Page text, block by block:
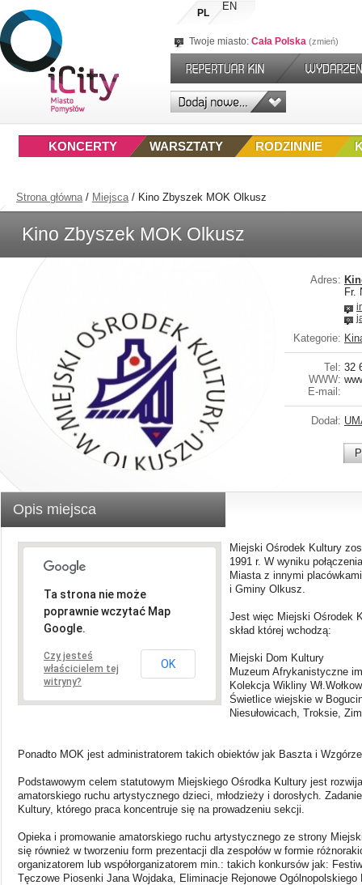
PL
EN
Twoje miasto: Cała Polska zmień
RODZINNIE
WARSZTATY
KONCERTY
Strona główna/ Miejsca/ Kino Zbyszek MOK Olkusz
Kino Zbyszek MOK Olkusz
Adres:
Fr.
Kategorie:
Tel: 32
WWW:
E-mail:
Dodał:
Opis miejsca
Ta strona nie może
poprawnie wczytać Map
Google.
Czy jesteś
właścicielem tej
witryny?
OK
Miejski Ośrodek Kultury
1991 r. W wyniku
Miasta z innymi
i Gminy Olkusz.
Jest więc Miejski Ośrodek
skład której wchodzą:
Miejski Dom Kultury
Muzeum Afrykanistyczne
Kolekcja Wikliny
Świetlice wiejskie w
Niesułowicach, Troksie,
Ponadto MOK jest administratorem takich obiektów jak Baszta i
Podstawowym celem statutowym Miejskiego Ośrodka Kultury jest
amatorskiego ruchu artystycznego dzieci, młodzieży i dorosłych.
Kultury, którego praca koncentruje się na prowadzeniu sekcji.
Opieka i promowanie amatorskiego ruchu artystycznego ze strony
się również w tworzeniu form prezentacji dla zespołów w formie
organizatorem lub współorganizatorem min.: takich konkursów jak:
Tęczowe Piosenki Jana Wojdaka, Eliminacje Rejonowe